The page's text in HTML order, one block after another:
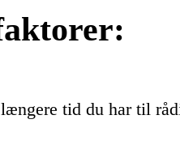
tid du har til